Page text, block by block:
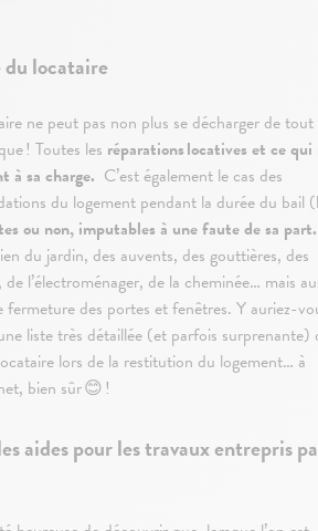
du locataire
ne peut pas non plus se décharger de
! Toutes les réparations locatives et ce qui
à sa charge. C’est également le cas des
du logement pendant la durée du bail
ou non, imputables à une faute de sa part.
du jardin, des auvents, des gouttières, des
l’électroménager, de la cheminée… mais
fermeture des portes et fenêtres. Y auriez-
liste très détaillée (et parfois surprenante)
lors de la restitution du logement… à
bien sûr 😊 !
aides pour les travaux entrepris